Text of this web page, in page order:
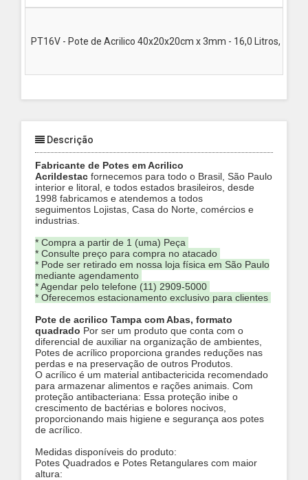
PT16V - Pote de Acrilico 40x20x20cm x 3mm - 16,0 Litros,
Descrição
Fabricante de Potes em Acrilico
Acrildestac fornecemos para todo o Brasil, São Paulo
interior e litoral, e todos estados brasileiros, desde
1998 fabricamos e atendemos a todos
seguimentos Lojistas, Casa do Norte, comércios e
industrias.
* Compra a partir de 1 (uma) Peça
* Consulte preço para compra no atacado
* Pode ser retirado em nossa loja física em São Paulo
mediante agendamento
* Agendar pelo telefone (11) 2909-5000
* Oferecemos estacionamento exclusivo para clientes
Pote de acrilico Tampa com Abas, formato
quadrado Por ser um produto que conta com o
diferencial de auxiliar na organização de ambientes,
Potes de acrílico proporciona grandes reduções nas
perdas e na preservação de outros Produtos.
O acrílico é um material antibactericida recomendado
para armazenar alimentos e rações animais. Com
proteção antibacteriana: Essa proteção inibe o
crescimento de bactérias e bolores nocivos,
proporcionando mais higiene e segurança aos potes
de acrílico.
Medidas disponíveis do produto:
Potes Quadrados e Potes Retangulares com maior
altura: